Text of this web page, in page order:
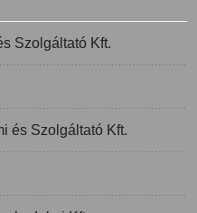
Szolgáltató Kft.
és Szolgáltató Kft.